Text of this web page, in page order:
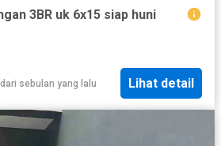
3BR uk 6x15 siap huni
sebulan yang lalu Lihat detail